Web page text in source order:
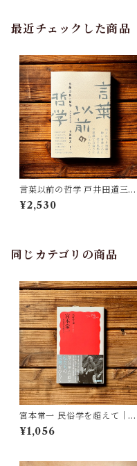
最近チェックした商品
言葉以前の哲学 戸井田道三論
｜今福 龍太
¥2,530
同じカテゴリの商品
宮本常一 民俗学を超えて｜木
村 哲也
¥1,056